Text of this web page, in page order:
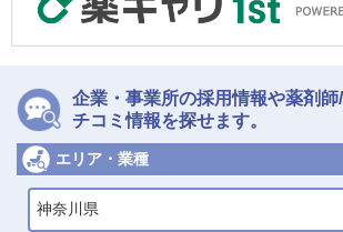
企業・事業所の採用情報や薬剤師
チコミ情報を探せます。
エリア・業種
神奈川県